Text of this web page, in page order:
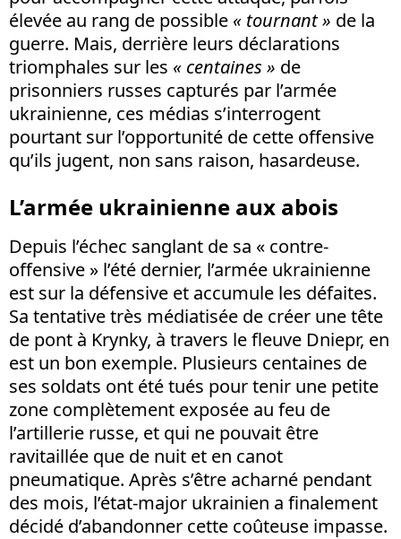
élevée au rang de possible « tournant » de la
guerre. Mais, derrière leurs déclarations
triomphales sur les « centaines » de
prisonniers russes capturés par l’armée
ukrainienne, ces médias s’interrogent
pourtant sur l’opportunité de cette offensive
qu’ils jugent, non sans raison, hasardeuse.
L’armée ukrainienne aux abois
Depuis l’échec sanglant de sa « contre-
offensive » l’été dernier, l’armée ukrainienne
est sur la défensive et accumule les défaites.
Sa tentative très médiatisée de créer une tête
de pont à Krynky, à travers le fleuve Dniepr, en
est un bon exemple. Plusieurs centaines de
ses soldats ont été tués pour tenir une petite
zone complètement exposée au feu de
l’artillerie russe, et qui ne pouvait être
ravitaillée que de nuit et en canot
pneumatique. Après s’être acharné pendant
des mois, l’état-major ukrainien a finalement
décidé d’abandonner cette coûteuse impasse.